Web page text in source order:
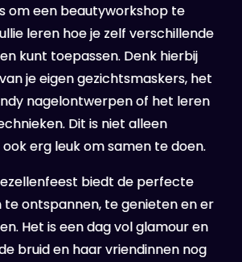
om een beautyworkshop te
leren hoe je zelf verschillende
kunt toepassen. Denk hierbij
je eigen gezichtsmaskers, het
nagelontwerpen of het leren
Dit is niet alleen
erg leuk om samen te doen.
biedt de perfecte
te ontspannen, te genieten en er
Het is een dag vol glamour en
bruid en haar vriendinnen nog